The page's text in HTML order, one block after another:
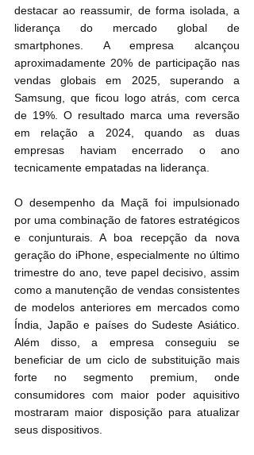
destacar ao reassumir, de forma isolada, a
liderança do mercado global de
smartphones. A empresa alcançou
aproximadamente 20% de participação nas
vendas globais em 2025, superando a
Samsung, que ficou logo atrás, com cerca
de 19%. O resultado marca uma reversão
em relação a 2024, quando as duas
empresas haviam encerrado o ano
tecnicamente empatadas na liderança.
O desempenho da Maçã foi impulsionado
por uma combinação de fatores estratégicos
e conjunturais. A boa recepção da nova
geração do iPhone, especialmente no último
trimestre do ano, teve papel decisivo, assim
como a manutenção de vendas consistentes
de modelos anteriores em mercados como
Índia, Japão e países do Sudeste Asiático.
Além disso, a empresa conseguiu se
beneficiar de um ciclo de substituição mais
forte no segmento premium, onde
consumidores com maior poder aquisitivo
mostraram maior disposição para atualizar
seus dispositivos.